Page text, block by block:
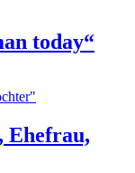
today“
Ehefrau,